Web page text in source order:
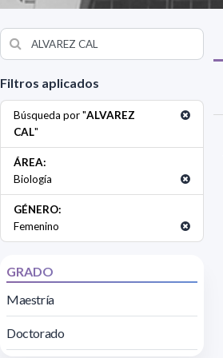
Filtros aplicados
Búsqueda por "ALVAREZ
CAL"
ÁREA:
Biología
GÉNERO:
Femenino
GRADO
Maestría
Doctorado